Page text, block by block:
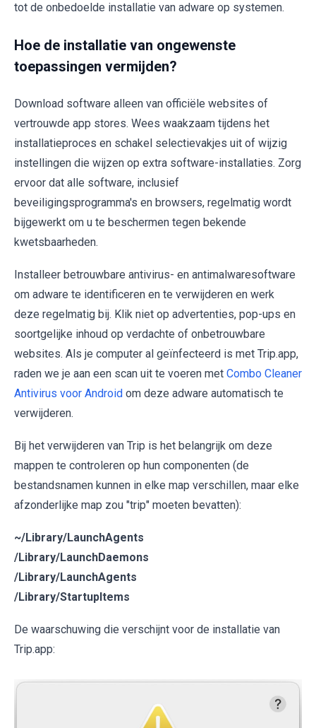
tot de onbedoelde installatie van adware op systemen.
Hoe de installatie van ongewenste
toepassingen vermijden?
Download software alleen van officiële websites of
vertrouwde app stores. Wees waakzaam tijdens het
installatieproces en schakel selectievakjes uit of wijzig
instellingen die wijzen op extra software-installaties. Zorg
ervoor dat alle software, inclusief
beveiligingsprogramma's en browsers, regelmatig wordt
bijgewerkt om u te beschermen tegen bekende
kwetsbaarheden.
Installeer betrouwbare antivirus- en antimalwaresoftware
om adware te identificeren en te verwijderen en werk
deze regelmatig bij. Klik niet op advertenties, pop-ups en
soortgelijke inhoud op verdachte of onbetrouwbare
websites. Als je computer al geïnfecteerd is met Trip.app,
raden we je aan een scan uit te voeren met Combo Cleaner
Antivirus voor Android om deze adware automatisch te
verwijderen.
Bij het verwijderen van Trip is het belangrijk om deze
mappen te controleren op hun componenten (de
bestandsnamen kunnen in elke map verschillen, maar elke
afzonderlijke map zou "trip" moeten bevatten):
~/Library/LaunchAgents
/Library/LaunchDaemons
/Library/LaunchAgents
/Library/StartupItems
De waarschuwing die verschijnt voor de installatie van
Trip.app: